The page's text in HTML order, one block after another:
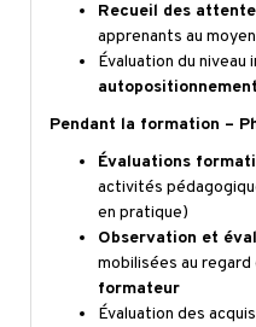
Recueil des
apprenants au
Évaluation du niveau
Pendant la formation –
Évaluations
activités
en pratique)
Observation et
mobilisées au
formateur
Évaluation des